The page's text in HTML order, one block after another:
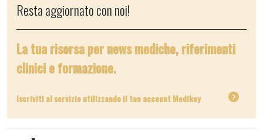
Resta aggiornato con noi!
La tua risorsa per news mediche, riferimenti
clinici e formazione.
Iscriviti al servizio utilizzando il tuo account Medikey